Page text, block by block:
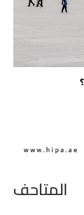
المتاحف